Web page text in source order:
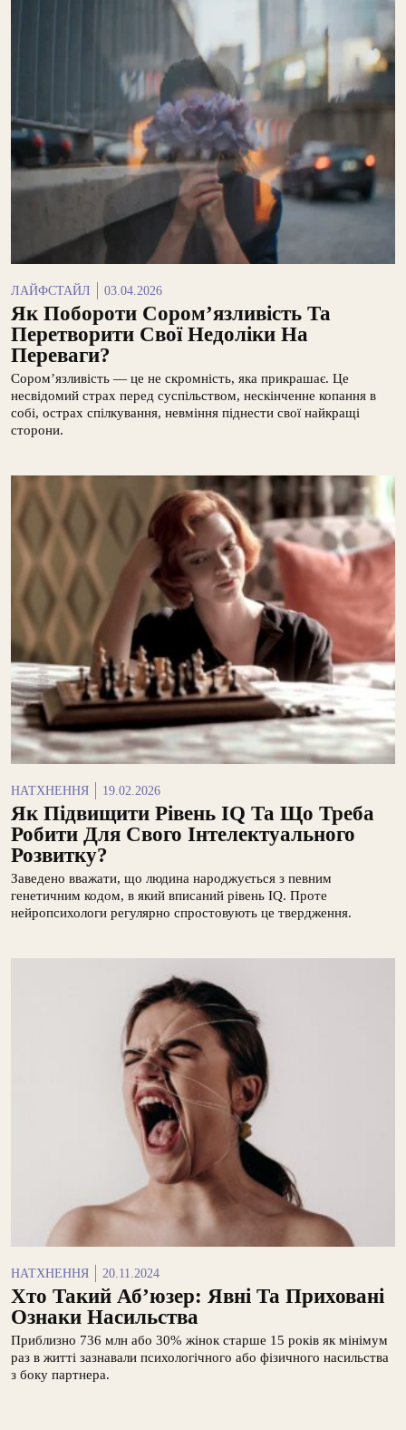
ЛАЙФСТАЙЛ 03.04.2026
Як Побороти Сором’язливість Та
Перетворити Свої Недоліки На
Переваги?
Сором’язливість — це не скромність, яка прикрашає. Це
несвідомий страх перед суспільством, нескінченне копання в
собі, острах спілкування, невміння піднести свої найкращі
сторони.
НАТХНЕННЯ 19.02.2026
Як Підвищити Рівень IQ Та Що Треба
Робити Для Свого Інтелектуального
Розвитку?
Заведено вважати, що людина народжується з певним
генетичним кодом, в який вписаний рівень IQ. Проте
нейропсихологи регулярно спростовують це твердження.
НАТХНЕННЯ 20.11.2024
Хто Такий Аб’юзер: Явні Та Приховані
Ознаки Насильства
Приблизно 736 млн або 30% жінок старше 15 років як мінімум
раз в житті зазнавали психологічного або фізичного насильства
з боку партнера.